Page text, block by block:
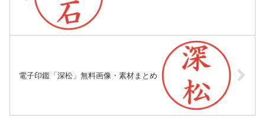
電子印鑑「深松」無料画像・素材まとめ